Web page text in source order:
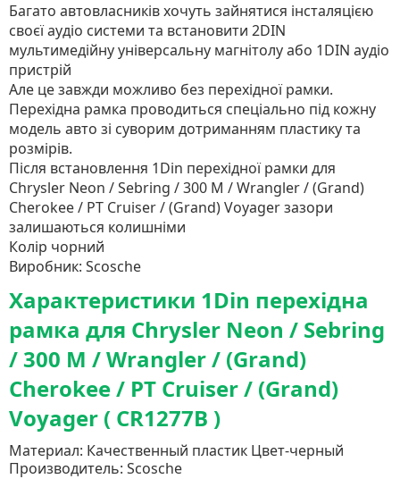
Багато автовласників хочуть зайнятися інсталяцією
своєї аудіо системи та встановити 2DIN
мультимедійну універсальну магнітолу або 1DIN аудіо
пристрій
Але це завжди можливо без перехідної рамки.
Перехідна рамка проводиться спеціально під кожну
модель авто зі суворим дотриманням пластику та
розмірів.
Після встановлення 1Din перехідної рамки для
Chrysler Neon / Sebring / 300 M / Wrangler / (Grand)
Cherokee / PT Cruiser / (Grand) Voyager зазори
залишаються колишніми
Колір чорний
Виробник: Scosche
Характеристики 1Din перехідна
рамка для Chrysler Neon / Sebring
/ 300 M / Wrangler / (Grand)
Cherokee / PT Cruiser / (Grand)
Voyager ( CR1277B )
Материал: Качественный пластик Цвет-черный
Производитель: Scosche